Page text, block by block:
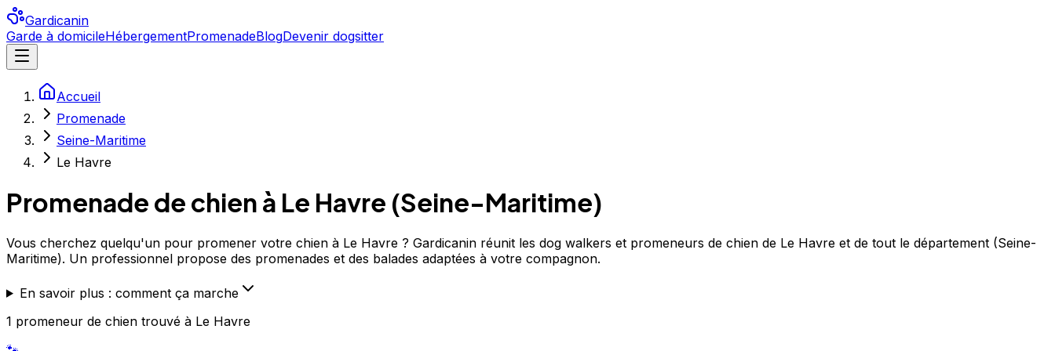
Gardicanin
Garde à domicileHébergementPromenadeBlogDevenir dogsitter
Accueil
Promenade
Seine-Maritime
Le Havre
Promenade de chien à Le Havre (Seine-Maritime)
Vous cherchez quelqu'un pour promener votre chien à Le Havre ? Gardicanin réunit les dog walkers et promeneurs de chien de Le Havre et de tout le département (Seine-
Maritime). Un professionnel propose des promenades et des balades adaptées à votre compagnon.
En savoir plus : comment ça marche
1 promeneur de chien trouvé à Le Havre